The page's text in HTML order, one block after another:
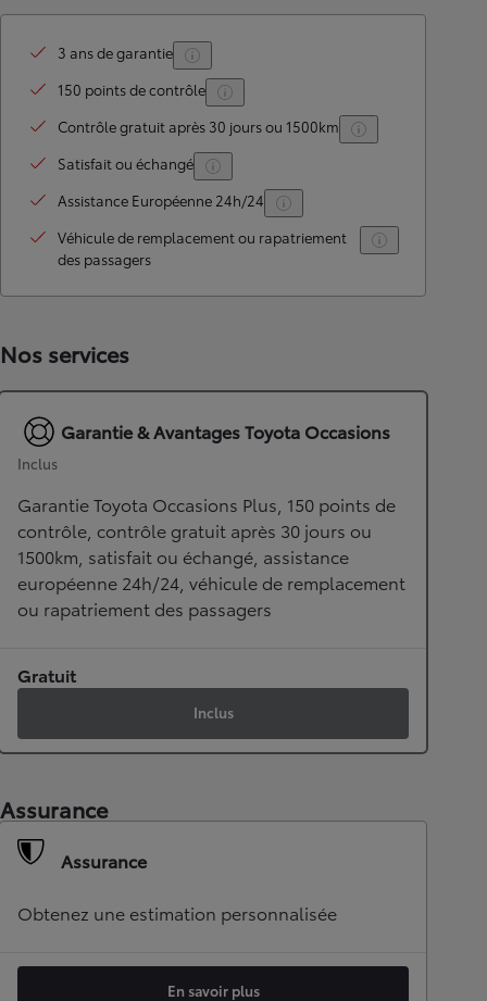
3 ans de garantie
150 points de contrôle
Contrôle gratuit après 30 jours ou 1500km
Satisfait ou échangé
Assistance Européenne 24h/24
Véhicule de remplacement ou rapatriement
des passagers
Nos services
Garantie & Avantages Toyota Occasions
Inclus
Garantie Toyota Occasions Plus, 150 points de
contrôle, contrôle gratuit après 30 jours ou
1500km, satisfait ou échangé, assistance
européenne 24h/24, véhicule de remplacement
ou rapatriement des passagers
Gratuit
Inclus
Assurance
Assurance
Obtenez une estimation personnalisée
En savoir plus